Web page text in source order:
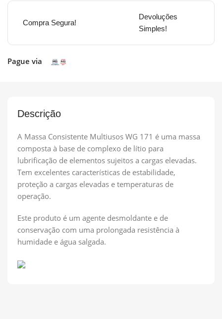
Compra Segura!
Devoluções
Simples!
Pague via
Descrição
A Massa Consistente Multiusos WG 171 é uma massa
composta à base de complexo de lítio para
lubrificação de elementos sujeitos a cargas elevadas.
Tem excelentes características de estabilidade,
proteção a cargas elevadas e temperaturas de
operação.
Este produto é um agente desmoldante e de
conservação com uma prolongada resistência à
humidade e água salgada.